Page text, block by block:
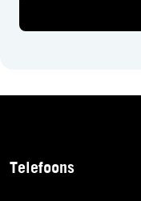
Telefoons